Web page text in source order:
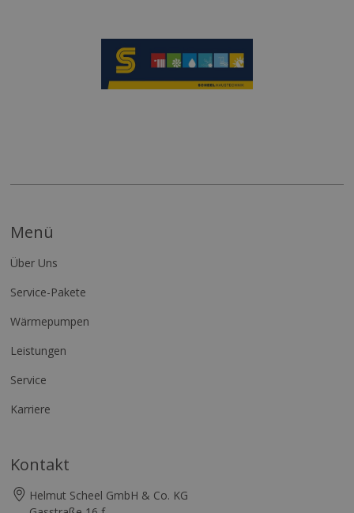
Menü
Über Uns
Service-Pakete
Wärmepumpen
Leistungen
Service
Karriere
Kontakt
Helmut Scheel GmbH & Co. KG